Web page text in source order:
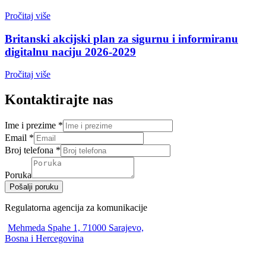
Pročitaj više
Britanski akcijski plan za sigurnu i informiranu
digitalnu naciju 2026-2029
Pročitaj više
Kontaktirajte nas
Ime i prezime *
Email *
Broj telefona *
Poruka
Pošalji poruku
Regulatorna agencija za komunikacije
Mehmeda Spahe 1, 71000 Sarajevo,
Bosna i Hercegovina